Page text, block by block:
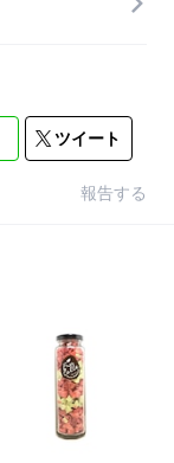
ツイート
報告する